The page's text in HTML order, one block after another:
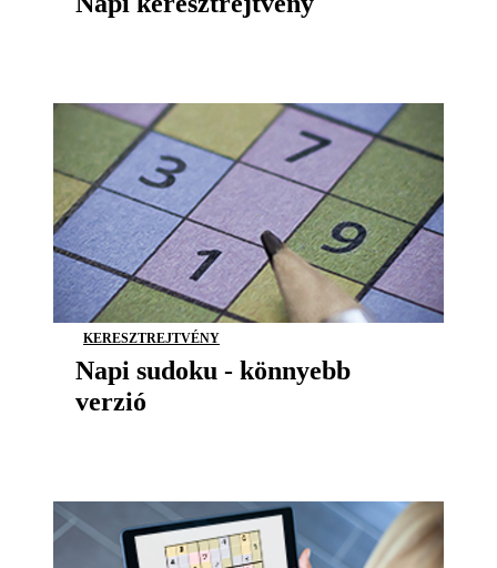
KERESZTREJTVÉNY
Napi sudoku - könnyebb
verzió